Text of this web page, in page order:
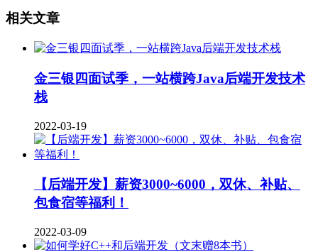
相关文章
金三银四面试季，一站横跨Java后端开发技术
栈
2022-03-19
【后端开发】薪资3000~6000，双休、补贴、
包食宿等福利！
2022-03-09